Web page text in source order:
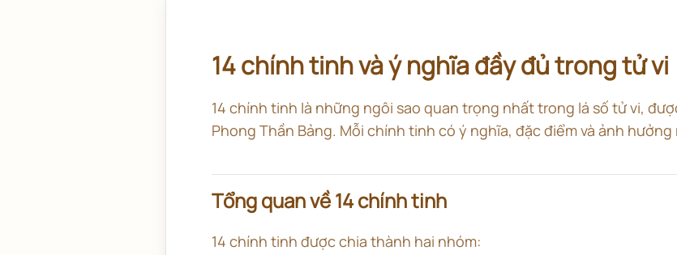
14 chính tinh và ý nghĩa đầy đủ trong tử vi
14 chính tinh là những ngôi sao quan trọng nhất trong lá số tử vi,
Phong Thần Bảng. Mỗi chính tinh có ý nghĩa, đặc điểm và ảnh
Tổng quan về 14 chính tinh
14 chính tinh được chia thành hai nhóm: